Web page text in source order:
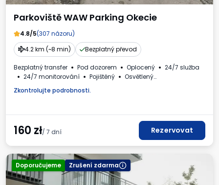
Parkoviště WAW Parking Okecie
4.8/5(307 názoru)
4.2 km (~8 min)
Bezplatný převod
Bezplatný transfer Pod dozorem Oplocený
24/7 služba
24/7 monitorování
Pojištěný
Osvětlený
Zkontrolujte podrobnosti.
160 zł/ 7 dní Rezervovat
Doporučujeme Zrušení zdarma